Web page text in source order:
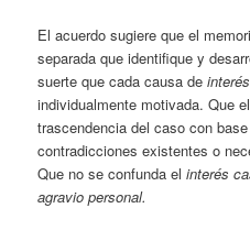
El acuerdo sugiere que el
separada que identifique y
suerte que cada causa de
individualmente motivada. Que
trascendencia del caso con
contradicciones existentes o
Que no se confunda elinterés
agravio personal.